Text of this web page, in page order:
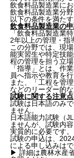
飲食料品製造業に
飲食料品製造業分
以下の条件を満た
飲食料品製造業の
「飲食料品製造業
2年以上の管理・指
この分野では、現
能実習生や特定技
程の管理を担う立
「指導」とは、作
員へ指示や教育を
また、「工程を管
などのリーダー的
試験に関する注意点
試験は日本語のみ
ません。
日本語能力試験（
ませんが、試験内
実質的に必要です。
試験の申込は、
による申し込みはで
▶ 詳細は農林水産